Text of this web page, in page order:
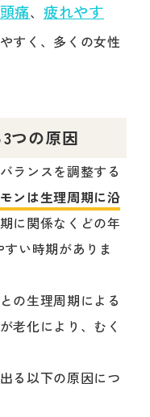
頭痛、 疲れやす
すく、多くの女性
つの原因
ランスを調整する
ンは生理周期に沿
に関係なくどの年
い時期がありま
の生理周期による
老化により、むく
る以下の原因につ